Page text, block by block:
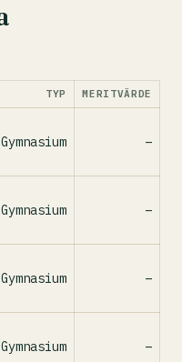
TYP MERITVÄRDE
Gymnasium –
Gymnasium –
Gymnasium –
Gymnasium –